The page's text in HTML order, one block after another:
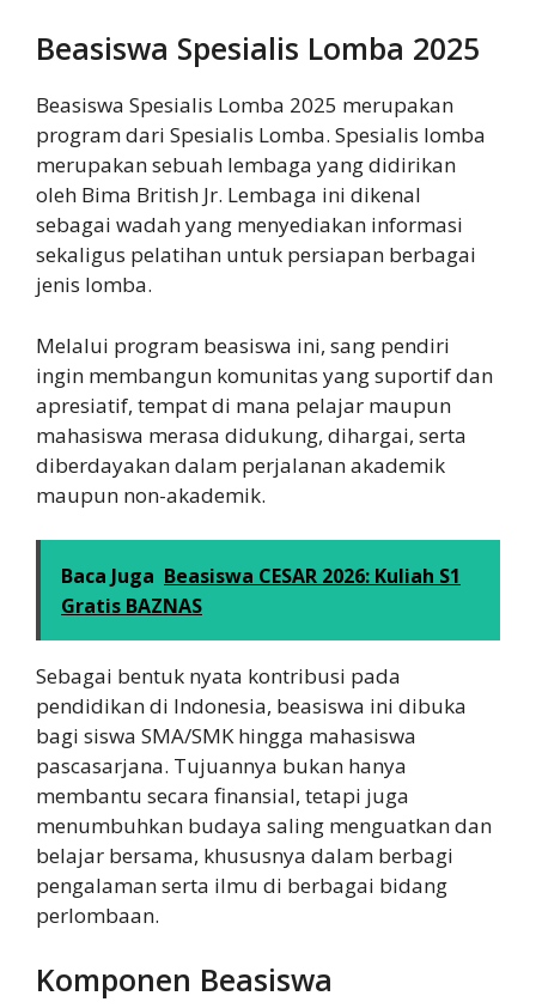
Beasiswa Spesialis Lomba 2025
Beasiswa Spesialis Lomba 2025 merupakan
program dari Spesialis Lomba. Spesialis lomba
merupakan sebuah lembaga yang didirikan
oleh Bima British Jr. Lembaga ini dikenal
sebagai wadah yang menyediakan informasi
sekaligus pelatihan untuk persiapan berbagai
jenis lomba.
Melalui program beasiswa ini, sang pendiri
ingin membangun komunitas yang suportif dan
apresiatif, tempat di mana pelajar maupun
mahasiswa merasa didukung, dihargai, serta
diberdayakan dalam perjalanan akademik
maupun non-akademik.
Baca Juga Beasiswa CESAR 2026: Kuliah S1
Gratis BAZNAS
Sebagai bentuk nyata kontribusi pada
pendidikan di Indonesia, beasiswa ini dibuka
bagi siswa SMA/SMK hingga mahasiswa
pascasarjana. Tujuannya bukan hanya
membantu secara finansial, tetapi juga
menumbuhkan budaya saling menguatkan dan
belajar bersama, khususnya dalam berbagi
pengalaman serta ilmu di berbagai bidang
perlombaan.
Komponen Beasiswa